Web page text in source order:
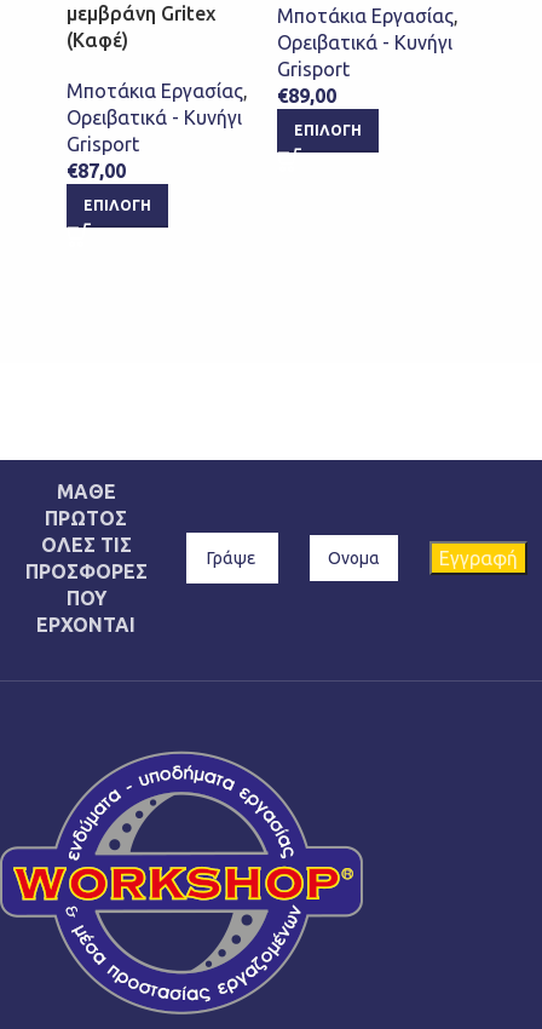
μεμβράνη Gritex
(Καφέ)
Μποτάκια Εργασίας,
Ορειβατικά - Κυνήγι
Grisport
€87,00
ΕΠΙΛΟΓΉ
Μποτάκια Εργασίας,
Ορειβατικά - Κυνήγι
Grisport
€89,00
ΕΠΙΛΟΓΉ
ΜΑΘΕ
ΠΡΩΤΟΣ
ΟΛΕΣ ΤΙΣ
ΠΡΟΣΦΟΡΕΣ
ΠΟΥ
ΕΡΧΟΝΤΑΙ